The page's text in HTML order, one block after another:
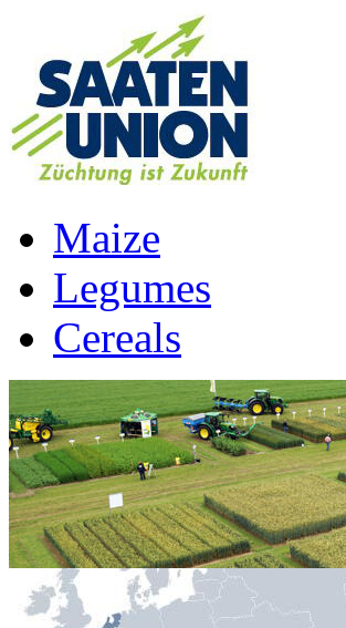
Maize
Legumes
Cereals